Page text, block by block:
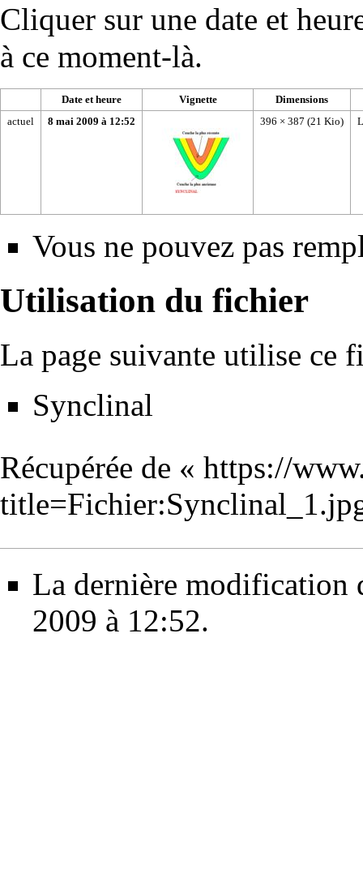
Cliquer sur une date et
à ce moment-là.
Date et heure Vignette
Dimensions
actuel
8 mai 2009 à 12:52 396 × 387 (21 Kio)
Vous ne pouvez pas
Utilisation du fichier
La page suivante utilise ce
Synclinal
Récupérée de « https://
La dernière modification
2009 à 12:52.